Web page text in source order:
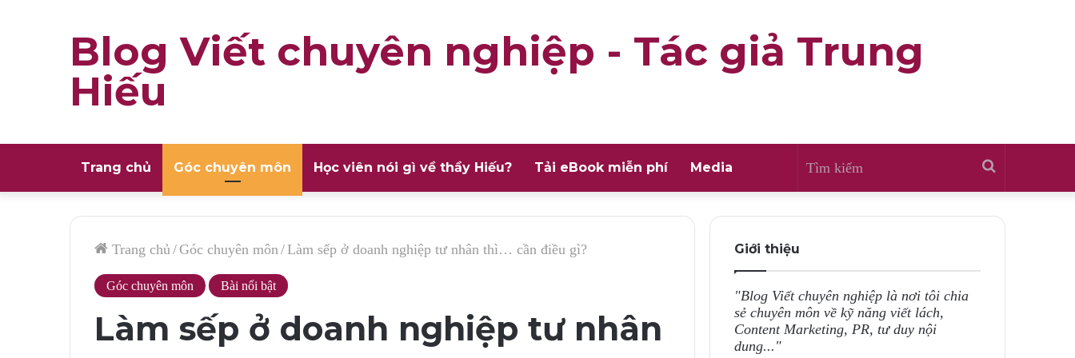
Blog Viết chuyên nghiệp - Tác giả Trung
Hiếu
Trang chủ Góc chuyên môn Học viên nói gì về thầy Hiếu? Tải eBook miễn phí Media Tìm
kiếm
Trang chủ/Góc chuyên môn/Làm sếp ở doanh nghiệp tư nhân thì… cần điều gì?
Góc chuyên môn Bài nổi bật
Làm sếp ở doanh nghiệp tư nhân
Giới thiệu
"Blog Viết chuyên nghiệp là nơi tôi chia
sẻ chuyên môn về kỹ năng viết lách,
Content Marketing, PR, tư duy nội
dung..."